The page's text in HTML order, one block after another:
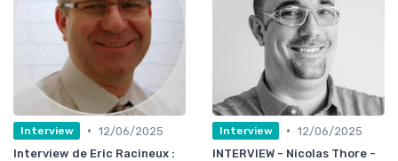
Interview • 12/06/2025
Interview de Eric Racineux :
Interview • 12/06/2025
INTERVIEW - Nicolas Thore -